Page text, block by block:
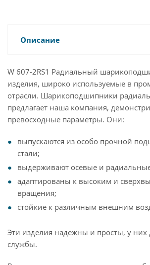
Описание
W 607-2RS1 Радиальный
изделия, широко используемые в
отрасли. Шарикоподшипники
предлагает наша компания,
превосходные параметры. Они:
выпускаются из особо прочной
стали;
выдерживают осевые и
адаптированы к высоким и
вращения;
стойкие к различным внешним
Эти изделия надежны и просты, у
службы.